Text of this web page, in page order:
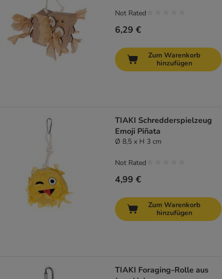
6,29 €
Not Rated
Zum Warenkorb
hinzufügen
TIAKI Schredderspielzeug
Emoji Piñata
Ø 8,5 x H 3 cm
4,99 €
Not Rated
Zum Warenkorb
hinzufügen
TIAKI Foraging-Rolle aus